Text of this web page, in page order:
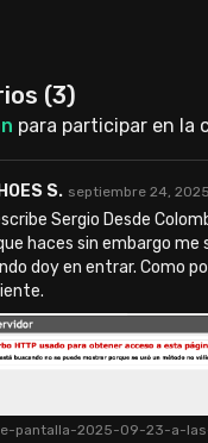
(3)
para participar en la
S. septiembre 24, 2025
Sergio Desde
haces sin embargo me
doy en entrar. Como
pantalla-2025-09-23-a-